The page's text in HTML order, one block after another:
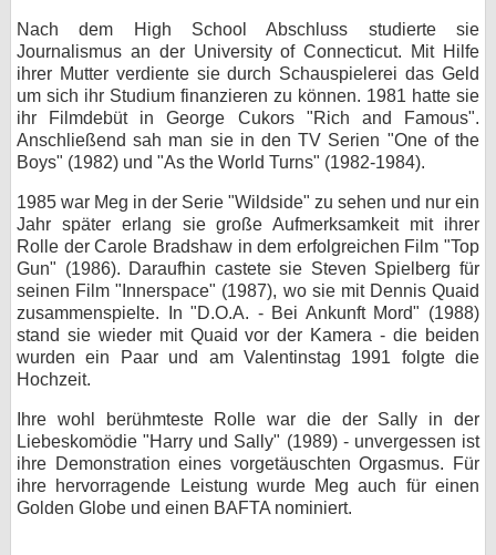
Nach dem High School Abschluss studierte sie
Journalismus an der University of Connecticut. Mit Hilfe
ihrer Mutter verdiente sie durch Schauspielerei das Geld
um sich ihr Studium finanzieren zu können. 1981 hatte sie
ihr Filmdebüt in George Cukors "Rich and Famous".
Anschließend sah man sie in den TV Serien "One of the
Boys" (1982) und "As the World Turns" (1982-1984).
1985 war Meg in der Serie "Wildside" zu sehen und nur ein
Jahr später erlang sie große Aufmerksamkeit mit ihrer
Rolle der Carole Bradshaw in dem erfolgreichen Film "Top
Gun" (1986). Daraufhin castete sie Steven Spielberg für
seinen Film "Innerspace" (1987), wo sie mit Dennis Quaid
zusammenspielte. In "D.O.A. - Bei Ankunft Mord" (1988)
stand sie wieder mit Quaid vor der Kamera - die beiden
wurden ein Paar und am Valentinstag 1991 folgte die
Hochzeit.
Ihre wohl berühmteste Rolle war die der Sally in der
Liebeskomödie "Harry und Sally" (1989) - unvergessen ist
ihre Demonstration eines vorgetäuschten Orgasmus. Für
ihre hervorragende Leistung wurde Meg auch für einen
Golden Globe und einen BAFTA nominiert.
bei X
bei Facebook
Nutzungsbedingungen
Datenschutz
Cookie-Einstellungen
Desktop-Ansicht
myFanbase